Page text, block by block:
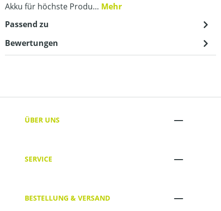
Akku für höchste Produ… Mehr
Passend zu
Bewertungen
ÜBER UNS
SERVICE
BESTELLUNG & VERSAND